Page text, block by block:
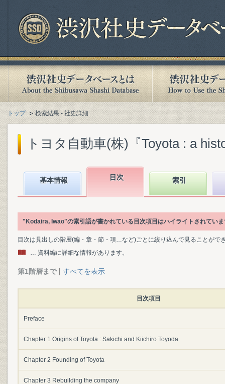
トップ 検索結果 - 社史詳細
トヨタ自動車(株)『Toyota : a
基本情報 目次 索引
"Kodaira, Iwao"の索引語が書かれている目次項目はハイライトされてい
目次は見出しの階層(編・章・節・項…など)ごとに絞り込んで見ることがで
… 資料編に詳細な情報があります。
第1階層まで すべてを表示
目次項目
Preface
Chapter 1 Origins of Toyota : Sakichi and Kiichiro Toyoda
Chapter 2 Founding of Toyota
Chapter 3 Rebuilding the company